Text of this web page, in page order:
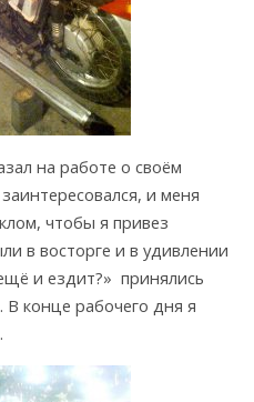
на работе о своём
и меня
чтобы я привез
в восторге и в удивлении
и ездит?» принялись
конце рабочего дня я